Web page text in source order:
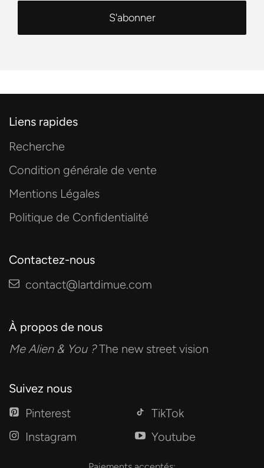
Liens rapides
Recherche
Condition générale de vente
Mentions Légales
Politique de Confidentialité
Contactez-nous
contact@lartdimue.com
À propos de nous
Me Alien & You ?The new street vision
Suivez nous
Pinterest
Instagram
TikTok
Youtube